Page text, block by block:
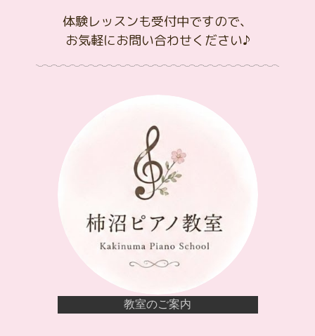
体験レッスンも受付中ですので、
お気軽にお問い合わせください♪
教室のご案内